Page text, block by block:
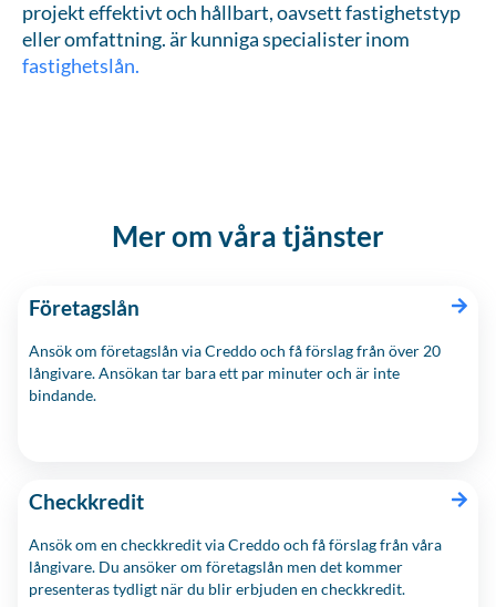
projekt effektivt och hållbart, oavsett fastighetstyp
eller omfattning. är kunniga specialister inom
fastighetslån.
Mer om våra tjänster
Företagslån
Ansök om företagslån via Creddo och få förslag från över 20
långivare. Ansökan tar bara ett par minuter och är inte
bindande.
Checkkredit
Ansök om en checkkredit via Creddo och få förslag från våra
långivare. Du ansöker om företagslån men det kommer
presenteras tydligt när du blir erbjuden en checkkredit.